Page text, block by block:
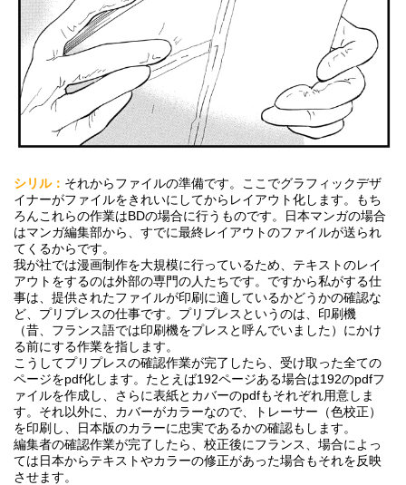
シリル： それからファイルの準備です。ここでグラフィックデザ
イナーがファイルをきれいにしてからレイアウト化します。もち
ろんこれらの作業はBDの場合に行うものです。日本マンガの場合
はマンガ編集部から、すでに最終レイアウトのファイルが送られ
てくるからです。
我が社では漫画制作を大規模に行っているため、テキストのレイ
アウトをするのは外部の専門の人たちです。ですから私がする仕
事は、提供されたファイルが印刷に適しているかどうかの確認な
ど、プリプレスの仕事です。プリプレスというのは、印刷機
（昔、フランス語では印刷機をプレスと呼んでいました）にかけ
る前にする作業を指します。
こうしてプリプレスの確認作業が完了したら、受け取った全ての
ページをpdf化します。たとえば192ページある場合は192のpdfフ
ァイルを作成し、さらに表紙とカバーのpdfもそれぞれ用意しま
す。それ以外に、カバーがカラーなので、トレーサー（色校正）
を印刷し、日本版のカラーに忠実であるかの確認もします。
編集者の確認作業が完了したら、校正後にフランス、場合によっ
ては日本からテキストやカラーの修正があった場合もそれを反映
させます。